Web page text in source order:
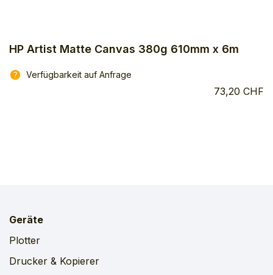
HP Artist Matte Canvas 380g 610mm x 6m
Verfügbarkeit auf Anfrage
73,20 CHF
Geräte
Plotter
Drucker & Kopierer